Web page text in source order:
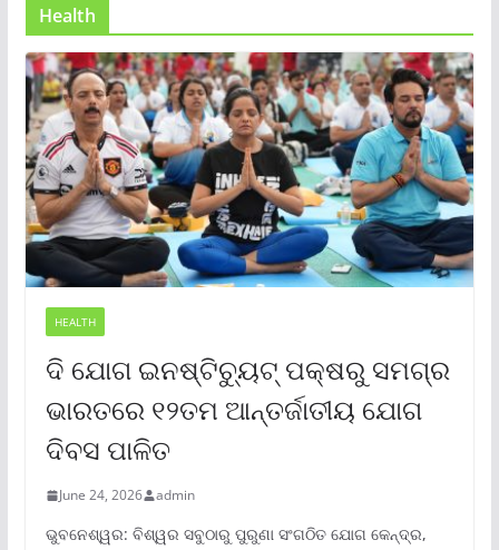
Health
HEALTH
ଦି ଯୋଗ ଇନଷ୍ଟିଚ୍ୟୁଟ୍ ପକ୍ଷରୁ ସମଗ୍ର
ଭାରତରେ ୧୨ତମ ଆନ୍ତର୍ଜାତୀୟ ଯୋଗ
ଦିବସ ପାଳିତ
June 24, 2026 admin
ଭୁବନେଶ୍ୱର: ବିଶ୍ୱର ସବୁଠାରୁ ପୁରୁଣା ସଂଗଠିତ ଯୋଗ କେନ୍ଦ୍ର,